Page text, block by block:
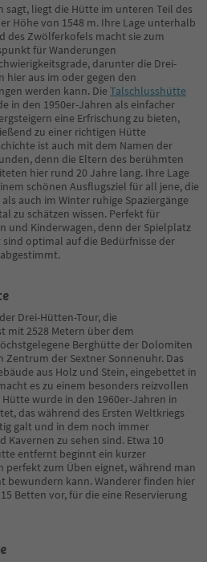
sagt, liegt die Hütte im unteren Teil des
Höhe von 1548 m. Ihre Lage unterhalb
des Zwölferkofels macht sie zum
für Wanderungen
darunter die Drei-
hier aus im oder gegen den
werden kann. DieTalschlusshütte
in den 1950er-Jahren als einfacher
eine Erfrischung zu bieten,
zu einer richtigen Hütte
ist auch mit dem Namen der
denn die Eltern des berühmten
hier rund 20 Jahre lang. Ihre Lage
schönen Ausflugsziel für all jene, die
auch im Winter ruhige Spaziergänge
zu schätzen wissen. Perfekt für
und Kinderwagen, denn der Spielplatz
optimal auf die Bedürfnisse der
Drei-Hütten-Tour, die
mit 2528 Metern über dem
Berghütte der Dolomiten
Zentrum der Sextner Sonnenuhr. Das
aus Holz und Stein, eingebettet in
es zu einem besonders reizvollen
wurde in den 1960er-Jahren in
das während des Ersten Weltkriegs
galt und in dem noch immer
Kavernen zu sehen sind. Etwa 10
entfernt beginnt ein kurzer
perfekt zum Üben eignet, während man
bewundern kann. Wanderer finden hier
Betten vor, für die eine Reservierung